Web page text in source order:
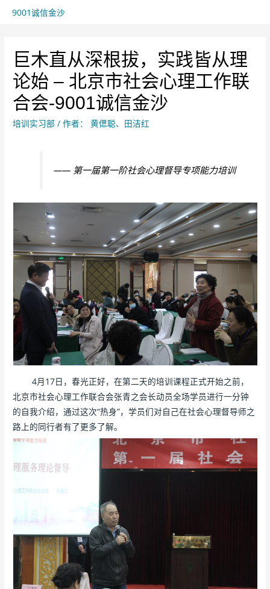
9001诚信金沙
巨木直从深根拔，实践皆从理
论始 – 北京市社会心理工作联
合会-9001诚信金沙
培训实习部 / 作者： 黄偲聪、田洁红
—— 第一届第一阶社会心理督导专项能力培训
4月17日，春光正好，在第二天的培训课程正式开始之前，
北京市社会心理工作联合会张青之会长动员全场学员进行一分钟
的自我介绍，通过这次“热身”，学员们对自己在社会心理督导师之
路上的同行者有了更多了解。